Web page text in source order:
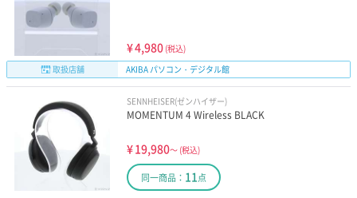
¥4,980 (税込)
取扱店舗
AKIBA パソコン・デジタル館
SENNHEISER(ゼンハイザー)
MOMENTUM 4 Wireless BLACK
¥19,980～ (税込)
同一商品： 11点